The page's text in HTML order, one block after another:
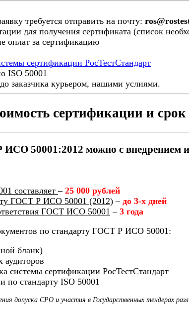
требуется отправить на почту:
для получения сертификата (список
оплат за сертификацию
сертификации РосТестСтандарт
ISO 50001
заказчика курьером, нашими услиями.
сертификации и
50001:2012 можно с внедрением и
составляет– 25 000 рублей
ГОСТ Р ИСО 50001 (2012) – до 3-х дней
ГОСТ ИСО 50001 – 3 года
по стандарту ГОСТ Р ИСО 50001:
бланк)
аудиторов
системы сертификации РосТестСтандарт
по стандарту ISO 50001
допуска СРО и участия в Государственных тендерах